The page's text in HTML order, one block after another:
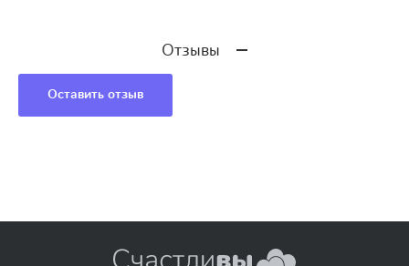
Отзывы
Оставить отзыв